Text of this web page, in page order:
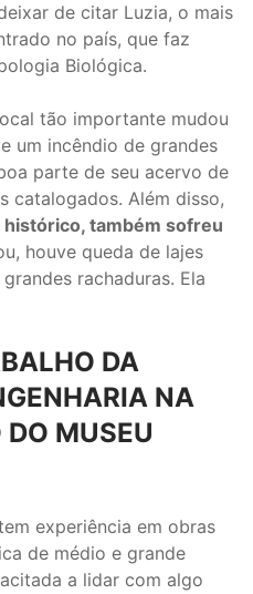
de citar Luzia, o mais
no país, que faz
Biológica.
tão importante mudou
um incêndio de grandes
parte de seu acervo de
catalogados. Além disso,
também sofreu
houve queda de lajes
rachaduras. Ela
DA
NA
MUSEU
experiência em obras
de médio e grande
a lidar com algo